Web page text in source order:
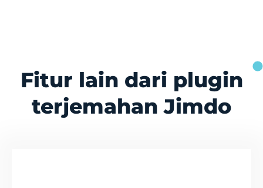
Fitur lain dari plugin
terjemahan Jimdo